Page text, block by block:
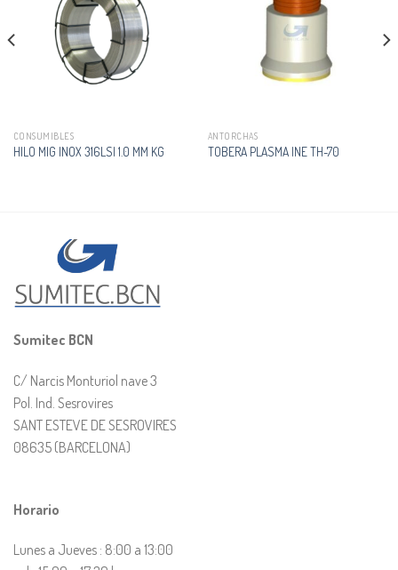
CONSUMIBLES
HILO MIG INOX 316LSI 1.0 MM KG
ANTORCHAS
TOBERA PLASMA INE TH-70
Sumitec BCN
C/ Narcis Monturiol nave 3
Pol. Ind. Sesrovires
SANT ESTEVE DE SESROVIRES
08635 (BARCELONA)
Horario
Lunes a Jueves : 8:00 a 13:00